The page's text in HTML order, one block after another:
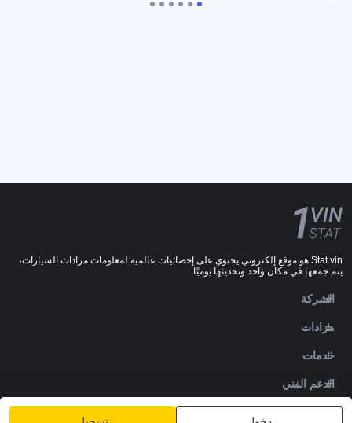
Stat.vin هو موقع إلكتروني يحتوي على إحصائيات عالمية لمعلومات مزادات السيارات،
يتم جمعها في مكان واحد وتحديثها يوميًا
الشركة
مزادات
خدمات
الدعم الفني